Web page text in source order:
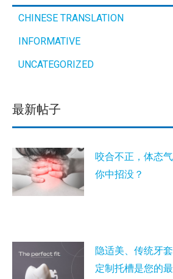
CHINESE TRANSLATION
INFORMATIVE
UNCATEGORIZED
最新帖子
咬合不正，体态
你中招没？
隐适美、传统牙
定制托槽是您的最